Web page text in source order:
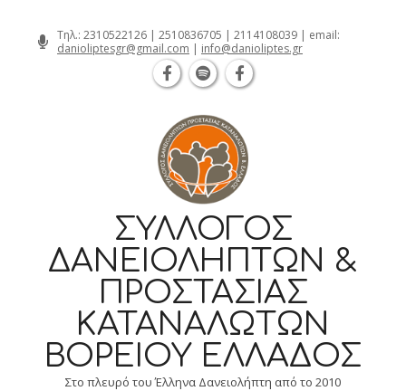
Τηλ.: 2310522126 | 2510836705 | 2114108039 | email:
danioliptesgr@gmail.com | info@danioliptes.gr
ΣΎΛΛΟΓΟΣ
ΔΑΝΕΙΟΛΗΠΤΏΝ &
ΠΡΟΣΤΑΣΊΑΣ
ΚΑΤΑΝΑΛΩΤΏΝ
ΒΟΡΕΊΟΥ ΕΛΛΆΔΟΣ
Στο πλευρό του Έλληνα Δανειολήπτη από το 2010